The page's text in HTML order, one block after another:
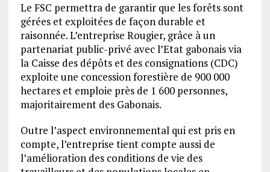
Le FSC permettra de garantir que les forêts sont
gérées et exploitées de façon durable et
raisonnée. L’entreprise Rougier, grâce à un
partenariat public-privé avec l’Etat gabonais via
la Caisse des dépôts et des consignations (CDC)
exploite une concession forestière de 900 000
hectares et emploie près de 1 600 personnes,
majoritairement des Gabonais.
Outre l’aspect environnemental qui est pris en
compte, l’entreprise tient compte aussi de
l’amélioration des conditions de vie des